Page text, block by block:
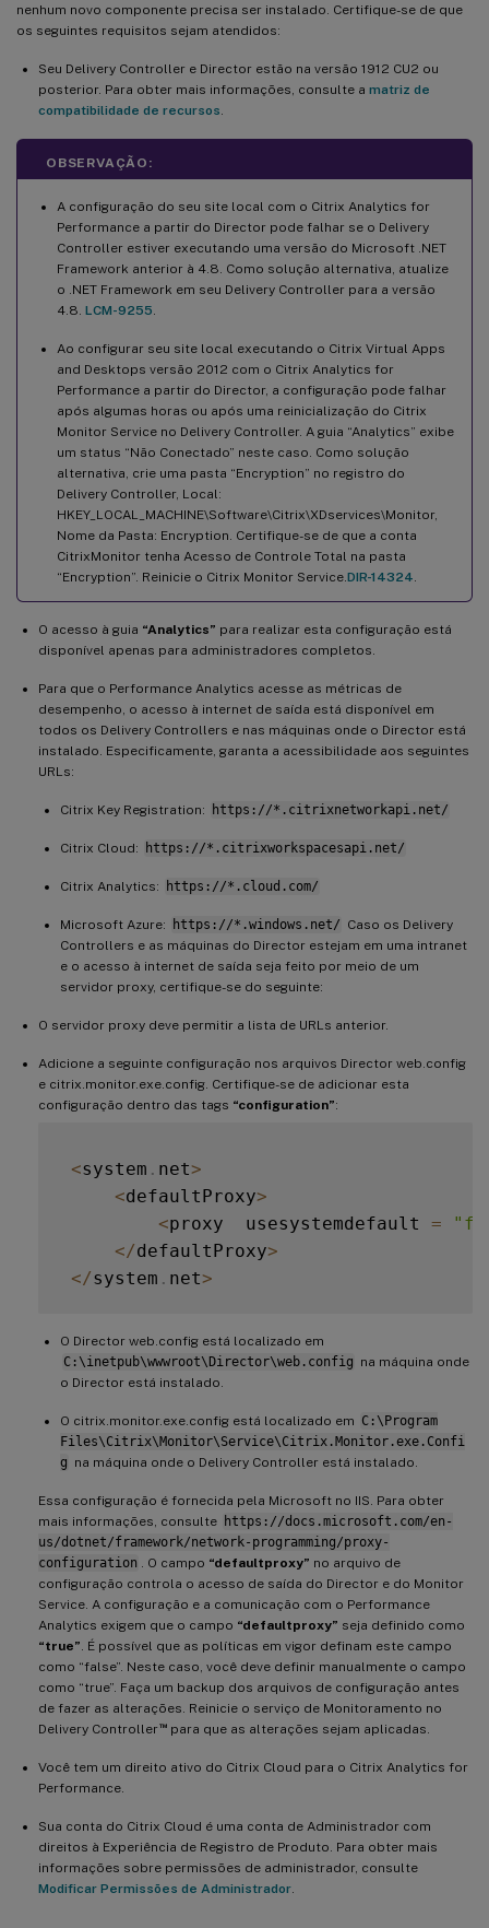
nenhum novo componente precisa ser instalado. Certifique-se de que
os seguintes requisitos sejam atendidos:
Seu Delivery Controller e Director estão na versão 1912 CU2 ou
posterior. Para obter mais informações, consulte a matriz de
compatibilidade de recursos
OBSERVAÇÃO:
A configuração do seu site local com o Citrix Analytics for
Performance a partir do Director pode falhar se o Delivery
Controller estiver executando uma versão do Microsoft .NET
Framework anterior à 4.8. Como solução alternativa, atualize
o .NET Framework em seu Delivery Controller para a versão
4.8. LCM-9255
Ao configurar seu site local executando o Citrix Virtual Apps
and Desktops versão 2012 com o Citrix Analytics for
Performance a partir do Director, a configuração pode falhar
após algumas horas ou após uma reinicialização do Citrix
Monitor Service no Delivery Controller. A guia “Analytics” exibe
um status “Não Conectado” neste caso. Como solução
alternativa, crie uma pasta “Encryption” no registro do
Delivery Controller, Local:
HKEY_LOCAL_MACHINE\Software\Citrix\XDservices\Monitor,
Nome da Pasta: Encryption. Certifique-se de que a conta
CitrixMonitor tenha Acesso de Controle Total na pasta
“Encryption”. Reinicie o Citrix Monitor Service. DIR-14324
O acesso à guia “Analytics” para realizar esta configuração está
disponível apenas para administradores completos.
Para que o Performance Analytics acesse as métricas de
desempenho, o acesso à internet de saída está disponível em
todos os Delivery Controllers e nas máquinas onde o Director está
instalado. Especificamente, garanta a acessibilidade aos seguintes
URLs:
Citrix Key Registration: https://*.citrixnetworkapi.net/
Citrix Cloud: https://*.citrixworkspacesapi.net/
Citrix Analytics: https://*.cloud.com/
Microsoft Azure: https://*.windows.net/ Caso os Delivery
Controllers e as máquinas do Director estejam em uma intranet
e o acesso à internet de saída seja feito por meio de um
servidor proxy, certifique-se do seguinte:
O servidor proxy deve permitir a lista de URLs anterior.
Adicione a seguinte configuração nos arquivos Director web.config
e citrix.monitor.exe.config. Certifique-se de adicionar esta
configuração dentro das tags “configuration”:
<system . net>
<defaultProxy>
<proxy  usesystemdefault =
</defaultProxy>
</system . net>
O Director web.config está localizado em
C:\inetpub\wwwroot\Director\web.config na máquina onde
o Director está instalado.
O citrix.monitor.exe.config está localizado em C:\Program
Files\Citrix\Monitor\Service\Citrix.Monitor.exe.Confi
g na máquina onde o Delivery Controller está instalado.
Essa configuração é fornecida pela Microsoft no IIS. Para obter
mais informações, consulte https://docs.microsoft.com/en-
us/dotnet/framework/network-programming/proxy-
configuration
. O campo “defaultproxy” no arquivo de
configuração controla o acesso de saída do Director e do Monitor
Service. A configuração e a comunicação com o Performance
Analytics exigem que o campo “defaultproxy” seja definido como
“true” . É possível que as políticas em vigor definam este campo
como “false”. Neste caso, você deve definir manualmente o campo
como “true”. Faça um backup dos arquivos de configuração antes
de fazer as alterações. Reinicie o serviço de Monitoramento no
Delivery Controller™para que as alterações sejam aplicadas.
Você tem um direito ativo do Citrix Cloud para o Citrix Analytics for
Performance.
Sua conta do Citrix Cloud é uma conta de Administrador com
direitos à Experiência de Registro de Produto. Para obter mais
informações sobre permissões de administrador, consulte
Modificar Permissões de Administrador